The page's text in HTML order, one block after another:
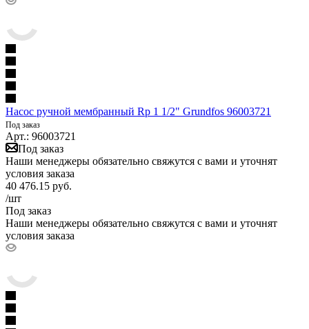
Насос ручной мембранный Rp 1 1/2" Grundfos 96003721
Под заказ
Арт.: 96003721
Под заказ
Наши менеджеры обязательно свяжутся с вами и уточнят
условия заказа
40 476.15 руб.
/шт
Под заказ
Наши менеджеры обязательно свяжутся с вами и уточнят
условия заказа